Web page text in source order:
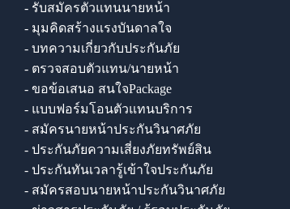
- รับสมัครตัวแทนนายหน้า
- มุมคิดสร้างแรงบันดาลใจ
- บทความเกี่ยวกับประกันภัย
- ตรวจสอบตัวแทน/นายหน้า
- ขอข้อเสนอ สนใจPackage
- แบบฟอร์มโอนตัวแทนบริการ
- สมัครนายหน้าประกันวินาศภัย
- ประกันภัยความเสี่ยงภัยทรัพย์สิน
- ประกันทันเวลารู้เข้าใจประกันภัย
- สมัครสอบนายหน้าประกันวินาศภัย